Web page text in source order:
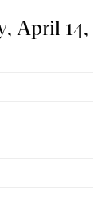
April 14,